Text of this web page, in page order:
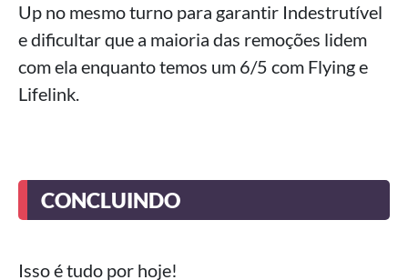
Up no mesmo turno para garantir Indestrutível
e dificultar que a maioria das remoções lidem
com ela enquanto temos um 6/5 com Flying e
Lifelink.
CONCLUINDO
Isso é tudo por hoje!